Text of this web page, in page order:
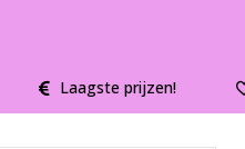
Laagste prijzen!